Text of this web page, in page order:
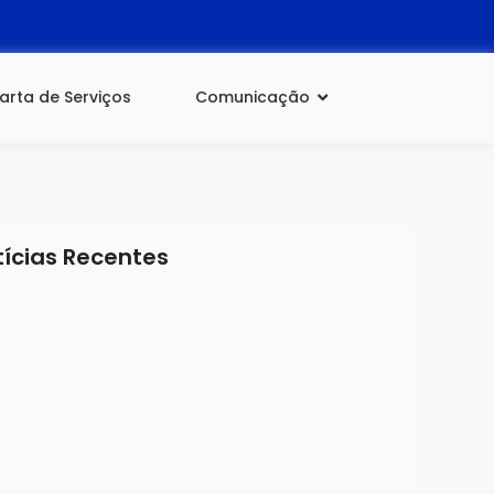
de Serviços Comunicação
Recentes